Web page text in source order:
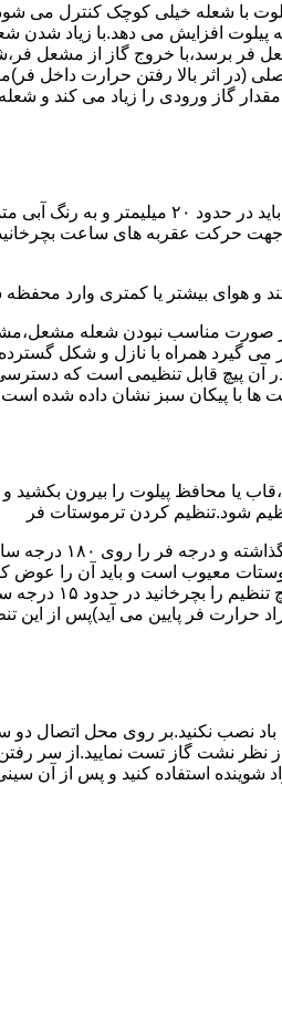
با شعله خیلی کوچک کنترل می شود
افزایش می دهد.با زیاد شدن
فر برسد،با خروج گاز از مشعل
(در اثر بالا رفتن حرارت داخل
گاز ورودی را زیاد می کند و
هنگامی که یک دکمه کنترل مشعل در زیادترین حد خود باشد،دوره مشعل باید آبی بسوزد و داخل آن یعنی
حرکت عقربه های ساعت بچرخانید
و هوای بیشتر یا کمتری وارد
صورت مناسب نبودن شعله
می گیرد همراه با نازل و شکل
پیچ قابل تنظیمی است که دسترسی
ها با پیکان سبز نشان داده شده
و یا به راحتی خاموش شود،قاب یا محافظ پیلوت را
شود.تنظیم کردن ترموستات فر
اگر حرارت فر خیلی زیاد یا خیلی کم باشد
اید بیش از ۴۰ درجه سانتیگراد باشد دلیل آنست که ترموستات معیوب
دماسنج با آنچه که فر را تنظیم کرده اید کم
بچرخانید ۱۵ درجه سانتی گراد حرارت فر بالا می رود و اگر در جهت کم چرخانیده شود ۱۵ درجه
نصب نکنید.بر روی محل اتصال دو
دو سر شیلنگ را از نظر نشت گاز تست
استفاده کنید و پس از آن